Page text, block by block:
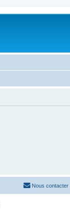
Nous contacter